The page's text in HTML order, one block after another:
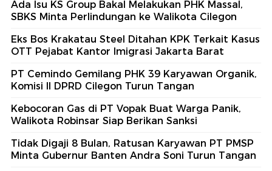
Ada Isu KS Group Bakal Melakukan PHK Massal,
SBKS Minta Perlindungan ke Walikota Cilegon
Eks Bos Krakatau Steel Ditahan KPK Terkait Kasus
OTT Pejabat Kantor Imigrasi Jakarta Barat
PT Cemindo Gemilang PHK 39 Karyawan Organik,
Komisi II DPRD Cilegon Turun Tangan
Kebocoran Gas di PT Vopak Buat Warga Panik,
Walikota Robinsar Siap Berikan Sanksi
Tidak Digaji 8 Bulan, Ratusan Karyawan PT PMSP
Minta Gubernur Banten Andra Soni Turun Tangan